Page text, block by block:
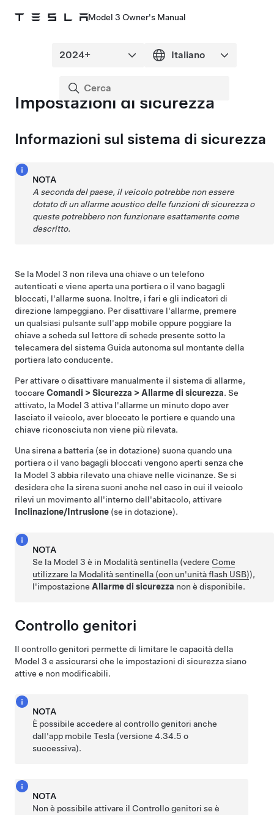
Model 3 Owner's Manual
Impostazioni di sicurezza
Informazioni sul sistema di sicurezza
NOTA
A seconda del paese, il veicolo potrebbe non essere
dotato di un allarme acustico delle funzioni di sicurezza o
queste potrebbero non funzionare esattamente come
descritto.
Se la Model 3 non rileva una chiave o un telefono
autenticati e viene aperta una portiera o il vano bagagli
bloccati, l'allarme suona. Inoltre, i fari e gli indicatori di
direzione lampeggiano. Per disattivare l'allarme, premere
un qualsiasi pulsante sull'app mobile oppure poggiare la
chiave a scheda sul lettore di schede presente sotto la
telecamera del sistema Guida autonomasul montante della
portiera lato conducente.
Per attivare o disattivare manualmente il sistema di allarme,
toccare Comandi > Sicurezza > Allarme di sicurezza. Se
attivato, la Model 3 attiva l'allarme un minuto dopo aver
lasciato il veicolo, aver bloccato le portiere e quando una
chiave riconosciuta non viene più rilevata.
Una sirena a batteria (se in dotazione) suona quando una
portiera o il vano bagagli bloccati vengono aperti senza che
la Model 3 abbia rilevato una chiave nelle vicinanze. Se si
desidera che la sirena suoni anche nel caso in cui il veicolo
rilevi un movimento all'interno dell'abitacolo, attivare
Inclinazione/Intrusione (se in dotazione).
NOTA
Se la Model 3 è in Modalità sentinella (vedere Come
utilizzare la Modalità sentinella (con un'unità flash USB)),
l'impostazione Allarme di sicurezza non è disponibile.
Controllo genitori
Il controllo genitori permette di limitare le capacità della
Model 3 e assicurarsi che le impostazioni di sicurezza siano
attive e non modificabili.
NOTA
È possibile accedere al controllo genitori anche
dall'app mobile Tesla (versione 4.34.5 o
successiva).
NOTA
Non è possibile attivare il Controllo genitori se è